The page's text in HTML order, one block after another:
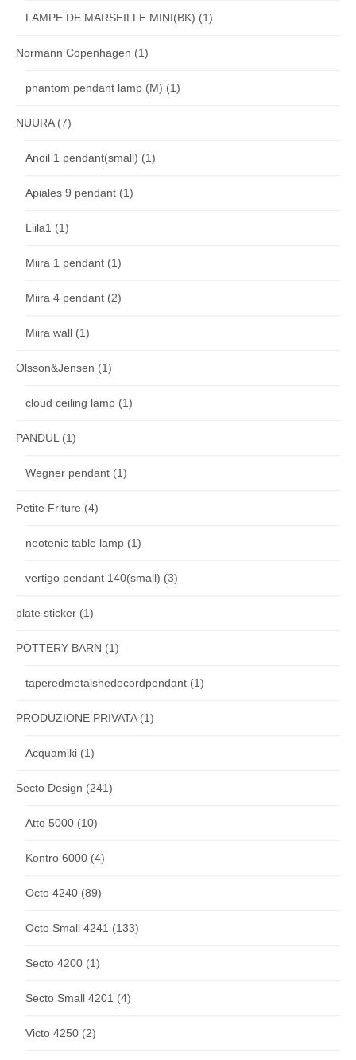
LAMPE DE MARSEILLE MINI(BK) (1)
Normann Copenhagen (1)
phantom pendant lamp (M) (1)
NUURA(7)
Anoil 1 pendant(small) (1)
Apiales 9 pendant (1)
Liila1 (1)
Miira 1 pendant (1)
Miira 4 pendant (2)
Miira wall (1)
Olsson&Jensen (1)
cloud ceiling lamp (1)
PANDUL (1)
Wegner pendant (1)
Petite Friture (4)
neotenic table lamp (1)
vertigo pendant 140(small) (3)
plate sticker (1)
POTTERY BARN (1)
taperedmetalshedecordpendant (1)
PRODUZIONE PRIVATA(1)
Acquamiki (1)
Secto Design (241)
Atto 5000 (10)
Kontro 6000 (4)
Octo 4240 (89)
Octo Small 4241 (133)
Secto 4200 (1)
Secto Small 4201 (4)
Victo 4250 (2)